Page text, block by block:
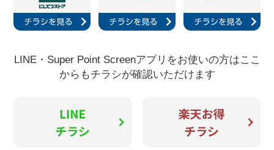
LINE・Super Point Screenアプリをお使いの方はここ
からもチラシが確認いただけます